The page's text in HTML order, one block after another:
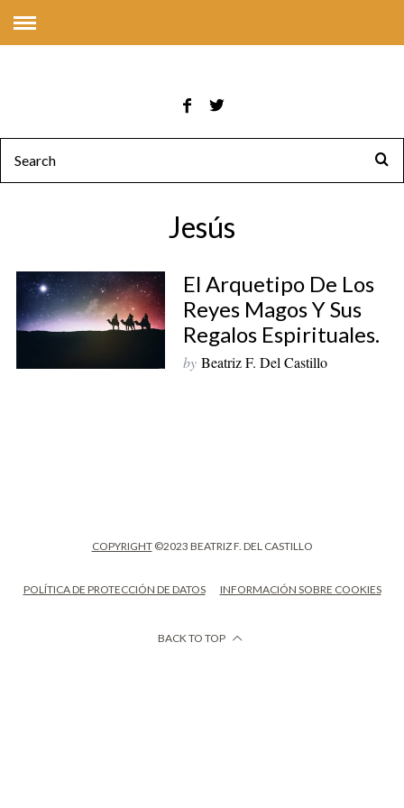
Jesús
El Arquetipo De Los
Reyes Magos Y Sus
Regalos Espirituales.
by Beatriz F. Del Castillo
COPYRIGHT©2023 BEATRIZ F. DEL CASTILLO
POLÍTICA DE PROTECCIÓN DE DATOS INFORMACIÓN SOBRE COOKIES
BACK TO TOP